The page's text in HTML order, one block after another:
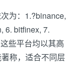
为：1.?binance,
6. bitfinex, 7.
些平台均以其高
称，适合不同层